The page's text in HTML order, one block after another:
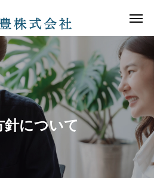
針について